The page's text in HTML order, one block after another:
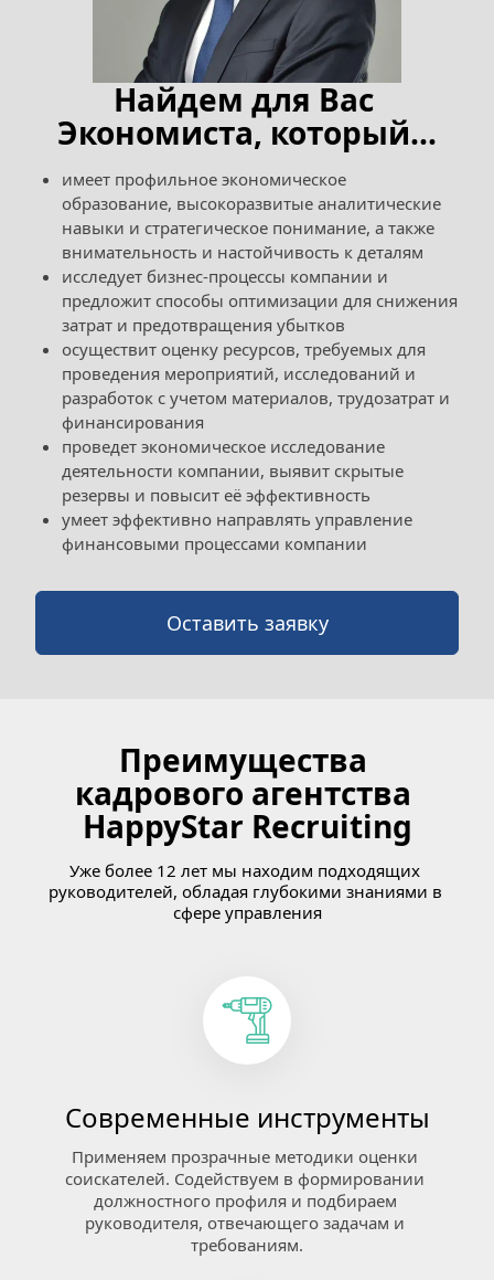
Найдем для Вас
Экономиста, который...
имеет профильное экономическое
образование, высокоразвитые аналитические
навыки и стратегическое понимание, а также
внимательность и настойчивость к деталям
исследует бизнес-процессы компании и
предложит способы оптимизации для снижения
затрат и предотвращения убытков
осуществит оценку ресурсов, требуемых для
проведения мероприятий, исследований и
разработок с учетом материалов, трудозатрат и
финансирования
проведет экономическое исследование
деятельности компании, выявит скрытые
резервы и повысит её эффективность
умеет эффективно направлять управление
финансовыми процессами компании
Оставить заявку
Преимущества
кадрового агентства
HappyStar Recruiting
Уже более 12 лет мы находим подходящих
руководителей, обладая глубокими знаниями в
сфере управления
Современные инструменты
Применяем прозрачные методики оценки
соискателей. Содействуем в формировании
должностного профиля и подбираем
руководителя, отвечающего задачам и
требованиям.